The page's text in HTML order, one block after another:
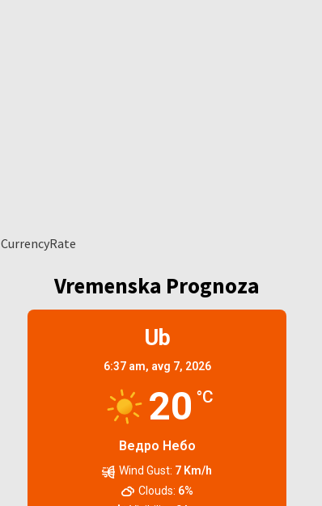
CurrencyRate
Vremenska Prognoza
Ub
6:37 am, avg 7, 2026
20 °C
Ведро Небо
Wind Gust: 7 Km/h
Clouds: 6%